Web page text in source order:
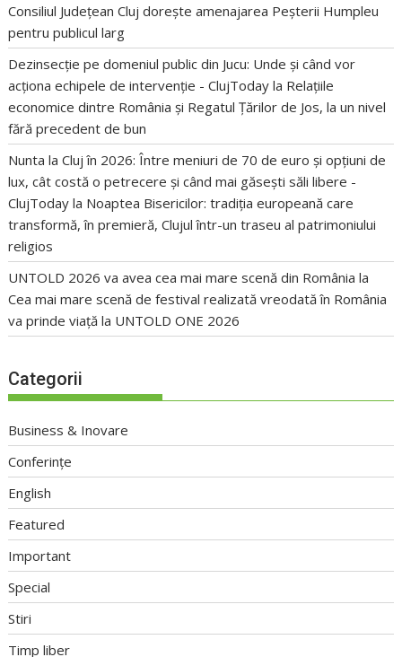
Consiliul Județean Cluj dorește amenajarea Peșterii Humpleu
pentru publicul larg
Dezinsecție pe domeniul public din Jucu: Unde și când vor
acționa echipele de intervenție - ClujToday la Relațiile
economice dintre România și Regatul Țărilor de Jos, la un nivel
fără precedent de bun
Nunta la Cluj în 2026: Între meniuri de 70 de euro și opțiuni de
lux, cât costă o petrecere și când mai găsești săli libere -
ClujToday la Noaptea Bisericilor: tradiția europeană care
transformă, în premieră, Clujul într-un traseu al patrimoniului
religios
UNTOLD 2026 va avea cea mai mare scenă din România la
Cea mai mare scenă de festival realizată vreodată în România
va prinde viață la UNTOLD ONE 2026
Categorii
Business & Inovare
Conferințe
English
Featured
Important
Special
Stiri
Timp liber